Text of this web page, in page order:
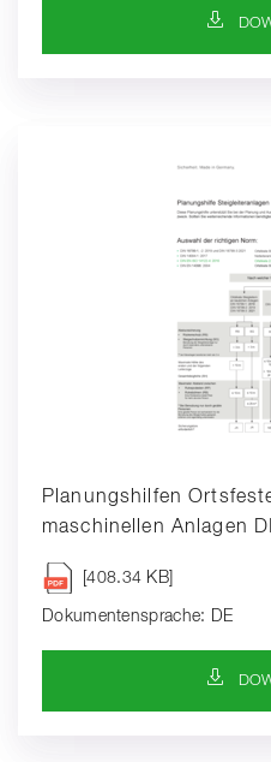
Planungshilfen
maschinellen Anlagen
[408.34 KB]
Dokumentensprache: DE